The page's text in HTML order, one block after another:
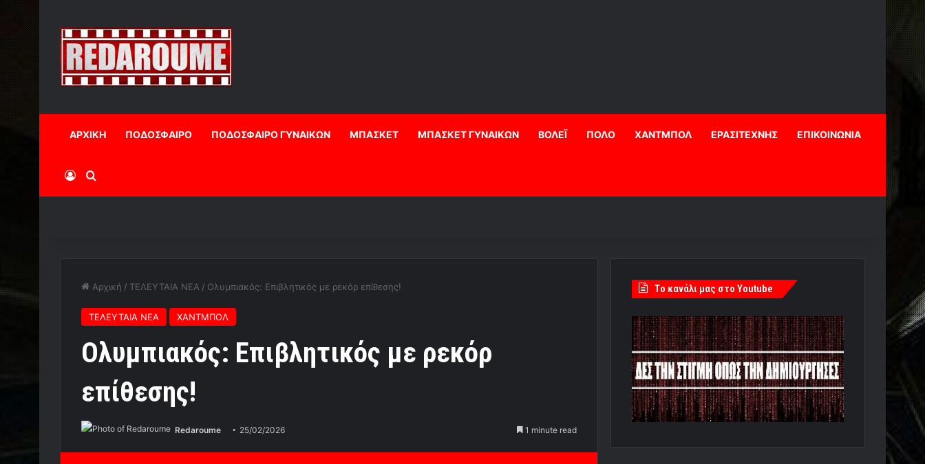
ΑΡΧΙΚΗ ΠΟΔΟΣΦΑΙΡΟ ΠΟΔΟΣΦΑΙΡΟ ΓΥΝΑΙΚΩΝ ΜΠΑΣΚΕΤ ΜΠΑΣΚΕΤ ΓΥΝΑΙΚΩΝ ΒΟΛΕΪ ΠΟΛΟ ΧΑΝΤΜΠΟΛ ΕΡΑΣΙΤΕΧΝΗΣ ΕΠΙΚΟΙΝΩΝΙΑ
Log InΑναζήτηση
Αρχική / ΤΕΛΕΥΤΑΙΑ ΝΕΑ / Ολυμπιακός: Επιβλητικός με ρεκόρ επίθεσης!
ΤΕΛΕΥΤΑΙΑ ΝΕΑ ΧΑΝΤΜΠΟΛ
Ολυμπιακός: Επιβλητικός με ρεκόρ
επίθεσης!
Redaroume 25/02/2026 1 minute read
Tο κανάλι μας στο Youtube